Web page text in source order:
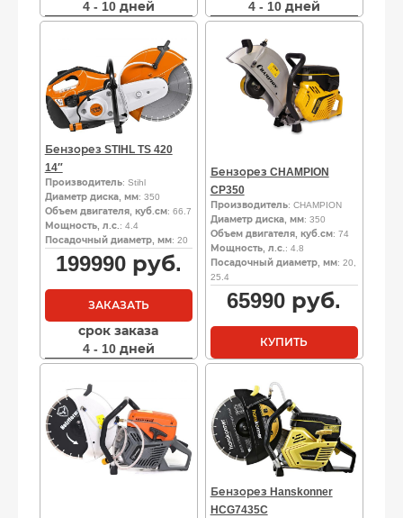
4 - 10 дней
4 - 10 дней
Бензорез STIHL TS 420
14″
Производитель: Stihl
Диаметр диска, мм: 350
Объем двигателя, куб.см: 66.7
Мощность, л.с. : 4.4
Посадочный диаметр, мм: 20
199990руб.
ЗАКАЗАТЬ
срок заказа
4 - 10 дней
Бензорез CHAMPION
CP350
Производитель: CHAMPION
Диаметр диска, мм: 350
Объем двигателя, куб.см: 74
Мощность, л.с. : 4.8
Посадочный диаметр, мм: 20,
25.4
65990 руб.
КУПИТЬ
Бензорез Hanskonner
HCG7435C